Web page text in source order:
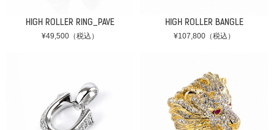
HIGH ROLLER RING_PAVE
¥49,500（税込）
HIGH ROLLER BANGLE
¥107,800（税込）